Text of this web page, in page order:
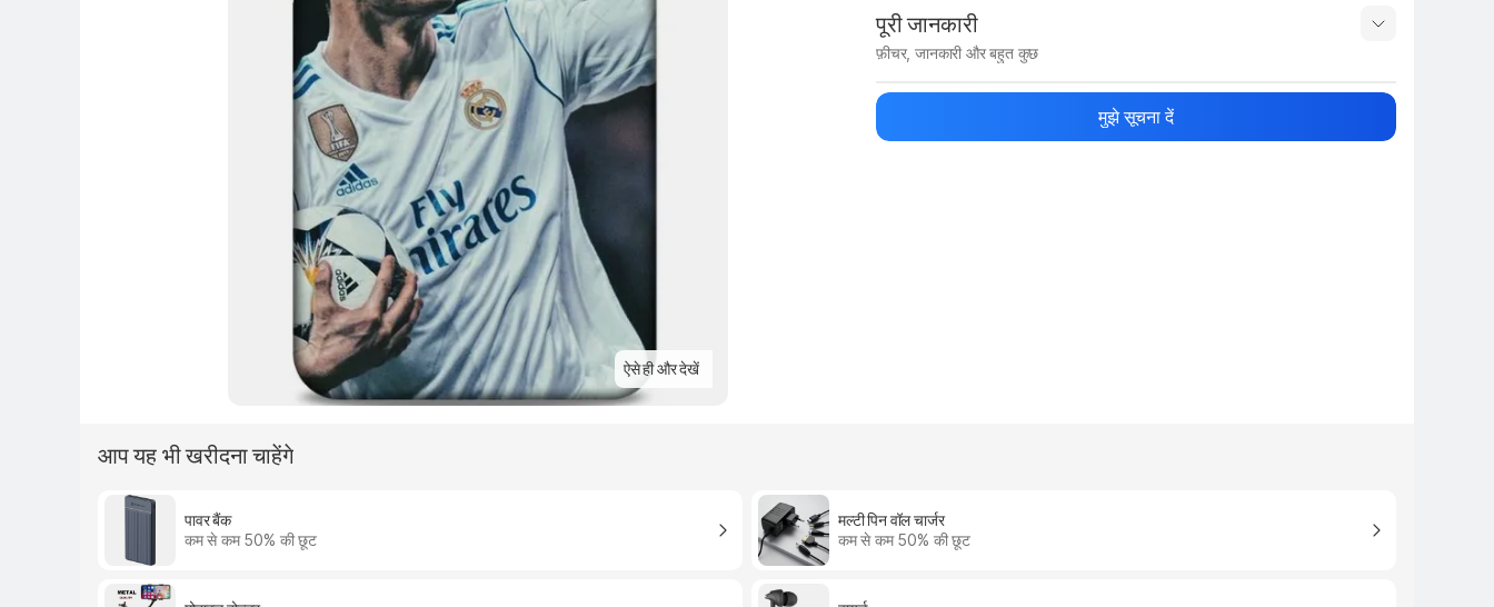
ऐसे ही और देखें
पूरी जानकारी
फ़ीचर, जानकारी और बहुत कुछ
Show More
मुझे सूचना दें
आप यह भी खरीदना चाहेंगे
पावर बैंक
कम से कम 50% की छूट
मल्टी पिन वॉल चार्जर
कम से कम 50% की छूट